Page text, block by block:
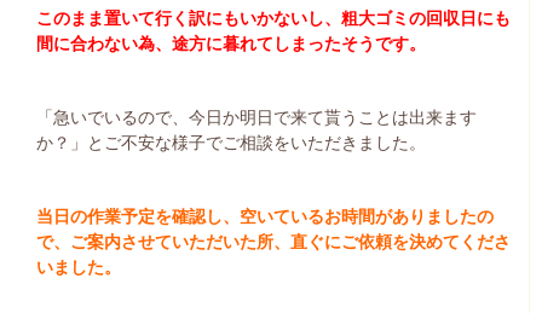
このまま置いて行く訳にもいかないし、粗大ゴミの回収日にも
間に合わない為、途方に暮れてしまったそうです。
「急いでいるので、今日か明日で来て貰うことは出来ます
か？」とご不安な様子でご相談をいただきました。
当日の作業予定を確認し、空いているお時間がありましたの
で、ご案内させていただいた所、直ぐにご依頼を決めてくださ
いました。